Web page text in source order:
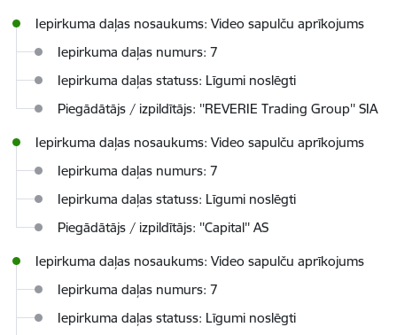
Iepirkuma daļas nosaukums: Video sapulču aprīkojums
Iepirkuma daļas numurs: 7
Iepirkuma daļas statuss: Līgumi noslēgti
Piegādātājs / izpildītājs: ''REVERIE Trading Group'' SIA
Iepirkuma daļas nosaukums: Video sapulču aprīkojums
Iepirkuma daļas numurs: 7
Iepirkuma daļas statuss: Līgumi noslēgti
Piegādātājs / izpildītājs: ''Capital'' AS
Iepirkuma daļas nosaukums: Video sapulču aprīkojums
Iepirkuma daļas numurs: 7
Iepirkuma daļas statuss: Līgumi noslēgti